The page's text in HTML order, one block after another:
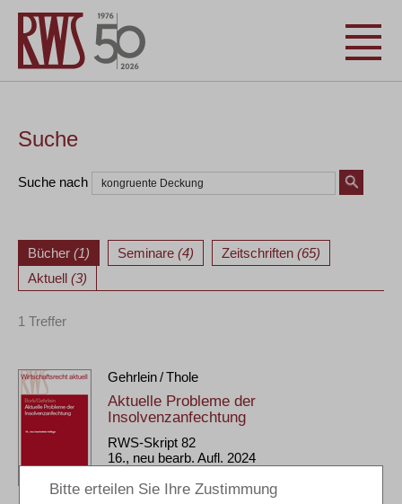
Suche
Suche nach
Bücher (1) Seminare (4) Zeitschriften (65)
Aktuell (3)
1 Treffer
Gehrlein / Thole
Aktuelle Probleme der
Insolvenzanfechtung
RWS-Skript 82
16., neu bearb. Aufl. 2024
RWS Verlag, Köln